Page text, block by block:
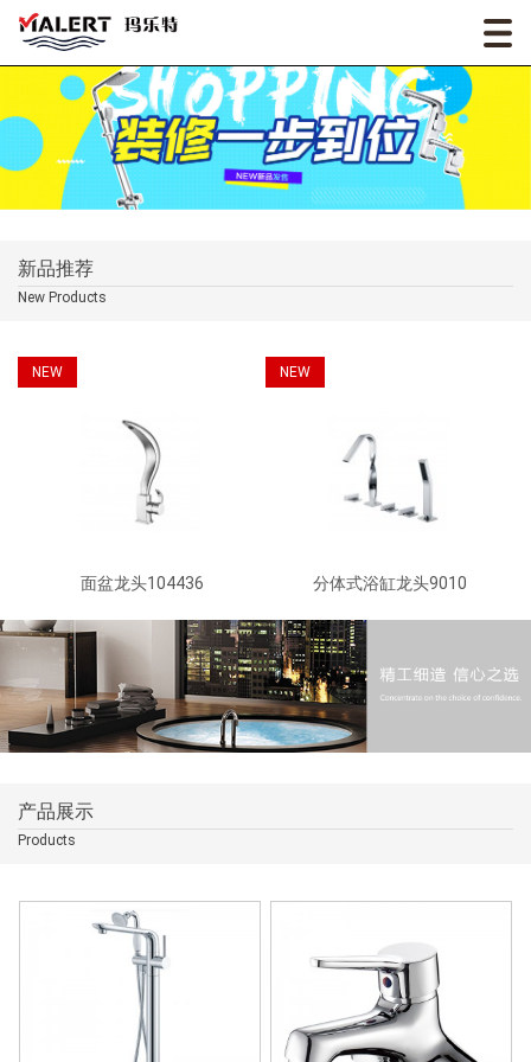
新品推荐
New Products
NEW
面盆龙头104436
NEW
分体式浴缸龙头9010
产品展示
Products